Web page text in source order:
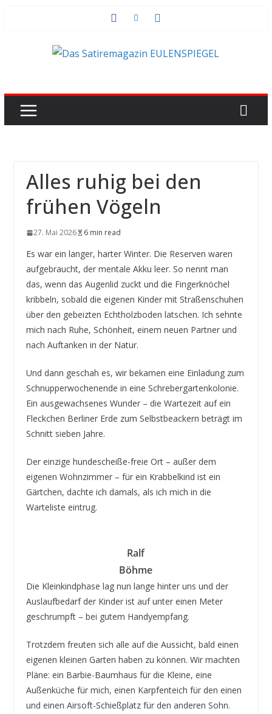
Alles ruhig bei den
frühen Vögeln
27. Mai 2026 6 min read
Es war ein langer, harter Winter. Die Reserven waren
aufgebraucht, der mentale Akku leer. So nennt man
das, wenn das Augenlid zuckt und die Fingerknöchel
kribbeln, sobald die eigenen Kinder mit Straßenschuhen
über den gebeizten Echtholzboden latschen. Ich sehnte
mich nach Ruhe, Schönheit, einem neuen Partner und
nach Auftanken in der Natur.
Und dann geschah es, wir bekamen eine Einladung zum
Schnupperwochenende in eine Schrebergartenkolonie.
Ein ausgewachsenes Wunder – die Wartezeit auf ein
Fleckchen Berliner Erde zum Selbstbeackern beträgt im
Schnitt sieben Jahre.
Der einzige hundescheiße-freie Ort – außer dem
eigenen Wohnzimmer – für ein Krabbelkind ist ein
Gärtchen, dachte ich damals, als ich mich in die
Warteliste eintrug.
Ralf
Böhme
Die Kleinkindphase lag nun lange hinter uns und der
Auslaufbedarf der Kinder ist auf unter einen Meter
geschrumpft – bei gutem Handyempfang.
Trotzdem freuten sich alle auf die Aussicht, bald einen
eigenen kleinen Garten haben zu können. Wir machten
Pläne: ein Barbie-Baumhaus für die Kleine, eine
Außenküche für mich, einen Karpfenteich für den einen
und einen Airsoft-Schießplatz für den anderen Sohn.